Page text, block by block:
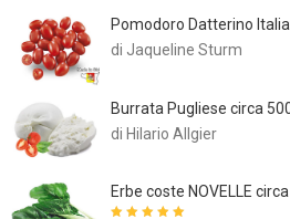
Pomodoro Datterino
di Jaqueline Sturm
Burrata Pugliese circa
di Hilario Allgier
Erbe coste NOVELLE